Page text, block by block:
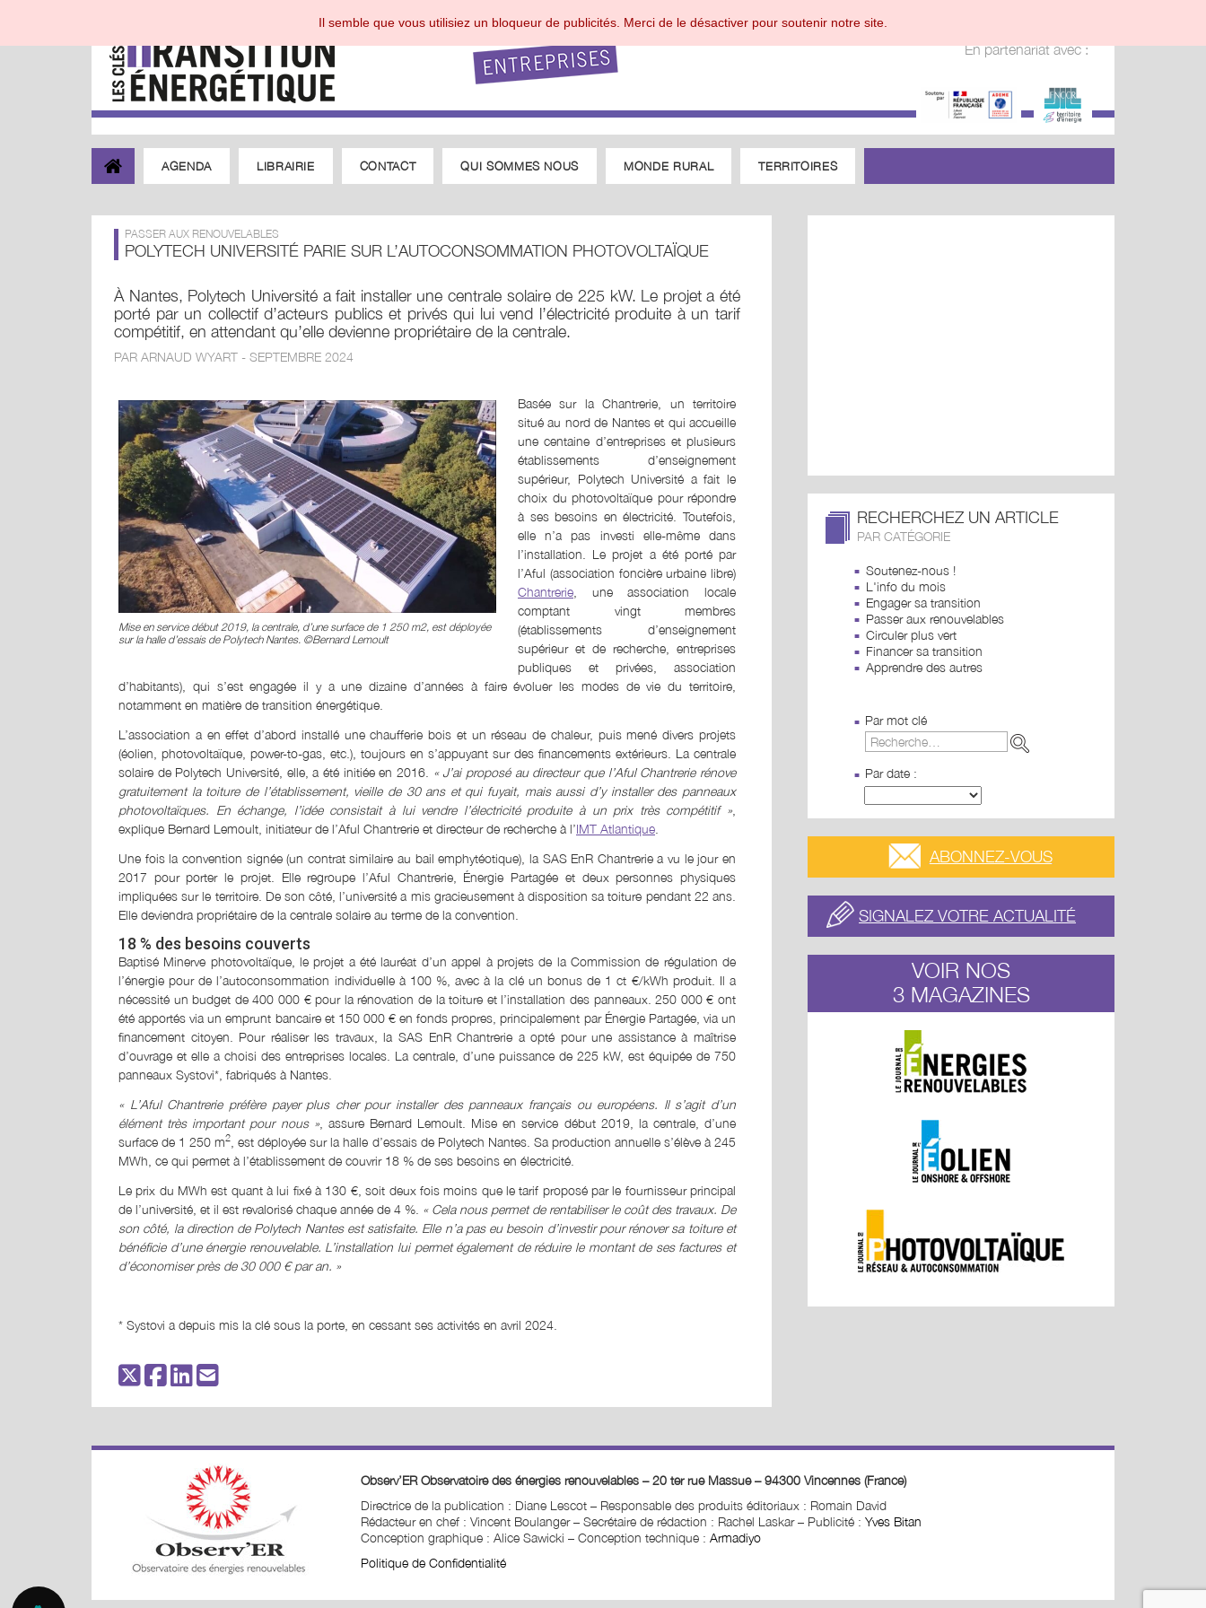
En partenariat avec :
AGENDA LIBRAIRIE CONTACT QUI SOMMES NOUS MONDE RURAL TERRITOIRES
PASSER AUX RENOUVELABLES
POLYTECH UNIVERSITÉ PARIE SUR L’AUTOCONSOMMATION PHOTOVOLTAÏQUE
À Nantes, Polytech Université a fait installer une centrale solaire de 225 kW. Le projet a été
porté par un collectif d’acteurs publics et privés qui lui vend l’électricité produite à un tarif
compétitif, en attendant qu’elle devienne propriétaire de la centrale.
PAR ARNAUD WYART - SEPTEMBRE 2024
Mise en service début 2019, la centrale, d’une surface de 1 250 m2, est déployée
sur la halle d’essais de Polytech Nantes. ©Bernard Lemoult
Basée sur la Chantrerie, un territoire
situé au nord de Nantes et qui accueille
une centaine d’entreprises et plusieurs
établissements d’enseignement
supérieur, Polytech Université a fait le
choix du photovoltaïque pour répondre
à ses besoins en électricité. Toutefois,
elle n’a pas investi elle-même dans
l’installation. Le projet a été porté par
l’Aful (association foncière urbaine libre)
Chantrerie , une association locale
comptant vingt membres
(établissements d’enseignement
supérieur et de recherche, entreprises
publiques et privées, association
d’habitants), qui s’est engagée il y a une dizaine d’années à faire évoluer les modes de vie du territoire,
notamment en matière de transition énergétique.
L’association a en effet d’abord installé une chaufferie bois et un réseau de chaleur, puis mené divers projets
(éolien, photovoltaïque, power-to-gas, etc.), toujours en s’appuyant sur des financements extérieurs. La centrale
solaire de Polytech Université, elle, a été initiée en 2016. « J’ai proposé au directeur que l’Aful Chantrerie rénove
gratuitement la toiture de l’établissement, vieille de 30 ans et qui fuyait, mais aussi d’y installer des panneaux
photovoltaïques. En échange, l’idée consistait à lui vendre l’électricité produite à un prix très compétitif »
explique Bernard Lemoult, initiateur de l’Aful Chantrerie et directeur de recherche à l’IMT Atlantique
Une fois la convention signée (un contrat similaire au bail emphytéotique), la SAS EnR Chantrerie a vu le jour en
2017 pour porter le projet. Elle regroupe l’Aful Chantrerie, Énergie Partagée et deux personnes physiques
impliquées sur le territoire. De son côté, l’université a mis gracieusement à disposition sa toiture pendant 22 ans.
Elle deviendra propriétaire de la centrale solaire au terme de la convention.
18 % des besoins couverts
Baptisé Minerve photovoltaïque, le projet a été lauréat d’un appel à projets de la Commission de régulation de
l’énergie pour de l’autoconsommation individuelle à 100 %, avec à la clé un bonus de 1 ct €/kWh produit. Il a
nécessité un budget de 400 000 € pour la rénovation de la toiture et l’installation des panneaux. 250 000 € ont
été apportés via un emprunt bancaire et 150 000 € en fonds propres, principalement par Énergie Partagée, via un
financement citoyen. Pour réaliser les travaux, la SAS EnR Chantrerie a opté pour une assistance à maîtrise
d’ouvrage et elle a choisi des entreprises locales. La centrale, d’une puissance de 225 kW, est équipée de 750
panneaux Systovi*, fabriqués à Nantes.
« L’Aful Chantrerie préfère payer plus cher pour installer des panneaux français ou européens. Il s’agit d’un
élément très important pour nous », assure Bernard Lemoult. Mise en service début 2019, la centrale, d’une
surface de 1 250 m2
, est déployée sur la halle d’essais de Polytech Nantes. Sa production annuelle s’élève à 245
MWh, ce qui permet à l’établissement de couvrir 18 % de ses besoins en électricité.
Le prix du MWh est quant à lui fixé à 130 €, soit deux fois moins que le tarif proposé par le fournisseur principal
de l’université, et il est revalorisé chaque année de 4 %. « Cela nous permet de rentabiliser le coût des travaux. De
son côté, la direction de Polytech Nantes est satisfaite. Elle n’a pas eu besoin d’investir pour rénover sa toiture et
bénéficie d’une énergie renouvelable. L’installation lui permet également de réduire le montant de ses factures et
d’économiser près de 30 000 € par an. »
* Systovi a depuis mis la clé sous la porte, en cessant ses activités en avril 2024.
RECHERCHEZ UN ARTICLE
PAR CATÉGORIE
Soutenez-nous !
L'info du mois
Engager sa transition
Passer aux renouvelables
Circuler plus vert
Financer sa transition
Apprendre des autres
Par mot clé
Par date :
ABONNEZ-VOUS
SIGNALEZ VOTRE ACTUALITÉ
VOIR NOS
3 MAGAZINES
Observ’ER Observatoire des énergies renouvelables – 20 ter rue Massue – 94300 Vincennes (France)
Directrice de la publication : Diane Lescot – Responsable des produits éditoriaux : Romain David
Rédacteur en chef : Vincent Boulanger – Secrétaire de rédaction : Rachel Laskar– Publicité : Yves Bitan
Conception graphique : Alice Sawicki – Conception technique : Armadiyo
Politique de Confidentialité
Il semble que vous utilisiez un bloqueur de publicités. Merci de le désactiver pour soutenir notre site.